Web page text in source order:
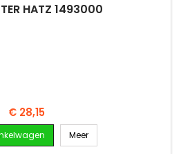
HATZ 1493000
Prijs
€ 28,15
Meer